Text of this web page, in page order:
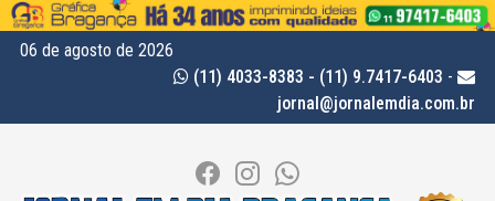
06 de agosto de 2026
(11) 4033-8383 - (11) 9.7417-6403 -
jornal@jornalemdia.com.br